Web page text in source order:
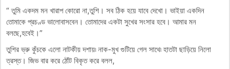
“ তুমি একদম মন খারাপ কোরো না,তুশি। সব ঠিক হয়ে যাবে দেখো। ভাইয়া একদিন
তোমাকে প্রচণ্ড ভালোবাসবেন। তোমাদের একটা সুখের সংসার হবে। আমার মন
বলছে,হবেই।”
তুশির ভ্রু কুঁচকে এলো নাটকীয় দশায়৷ নাক-মুখ গুটিয়ে গেল সাথে৷ হাতটা ছাড়িয়ে নিলো
ত্রস্ত। জিভ বার করে ঠোঁট বিকৃত করে বলল,